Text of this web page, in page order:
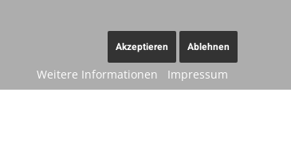
Akzeptieren Ablehnen
Weitere Informationen Impressum